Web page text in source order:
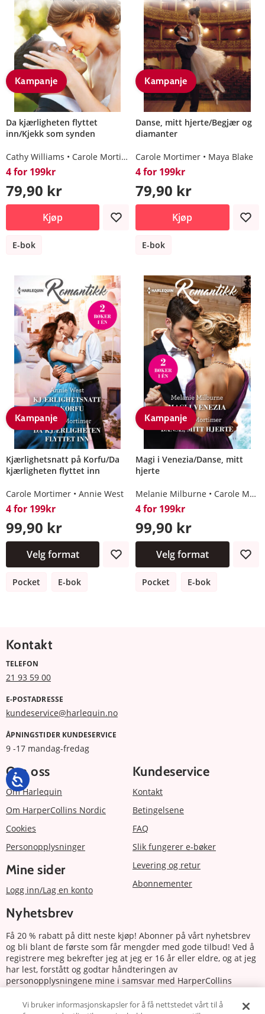
Kampanje
Da kjærligheten flyttet
inn/Kjekk som synden
Cathy Williams Carole Mortimer
4 for 199kr
79,90 kr
Kjøp
E-bok
Kampanje
Danse, mitt hjerte/Begjær og
diamanter
Carole Mortimer Maya Blake
4 for 199kr
79,90 kr
Kjøp
E-bok
Kampanje
Kjærlighetsnatt på Korfu/Da
kjærligheten flyttet inn
Carole Mortimer Annie West
4 for 199kr
99,90 kr
Velg format
Pocket E-bok
Kampanje
Magi i Venezia/Danse, mitt
hjerte
Melanie Milburne Carole Mortimer
4 for 199kr
99,90 kr
Velg format
Pocket E-bok
Kontakt
TELEFON
21 93 59 00
E-POSTADRESSE
kundeservice@harlequin.no
ÅPNINGSTIDER KUNDESERVICE
9 -17 mandag-fredag
Om oss
Om Harlequin
Om HarperCollins Nordic
Cookies
Personopplysninger
Mine sider
Logg inn/Lag en konto
Kundeservice
Kontakt
Betingelsene
FAQ
Slik fungerer e-bøker
Levering og retur
Abonnementer
Nyhetsbrev
Få 20 % rabatt på ditt neste kjøp! Abonner på vårt nyhetsbrev
og bli blant de første som får mengder med gode tilbud! Ved å
registrere meg bekrefter jeg at jeg er 16 år eller eldre, og at jeg
har lest, forstått og godtar håndteringen av
personopplysningene mine i samsvar med HarperCollins
Vi bruker informasjonskapsler for å få nettstedet vårt til å